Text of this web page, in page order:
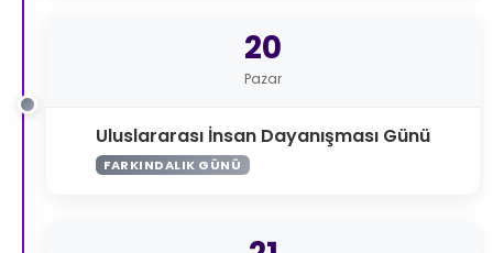
20
Pazar
Uluslararası İnsan Dayanışması Günü
FARKINDALIK GÜNÜ